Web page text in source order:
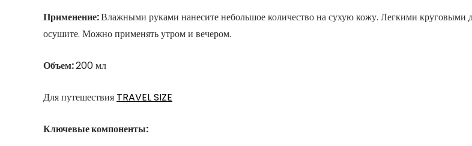
Применение:Влажными руками нанесите небольшое количество на сухую кожу. Легкими
осушите. Можно применять утром и вечером.
Объем:200 мл
Для путешествия TRAVEL SIZE
Ключевые компоненты: